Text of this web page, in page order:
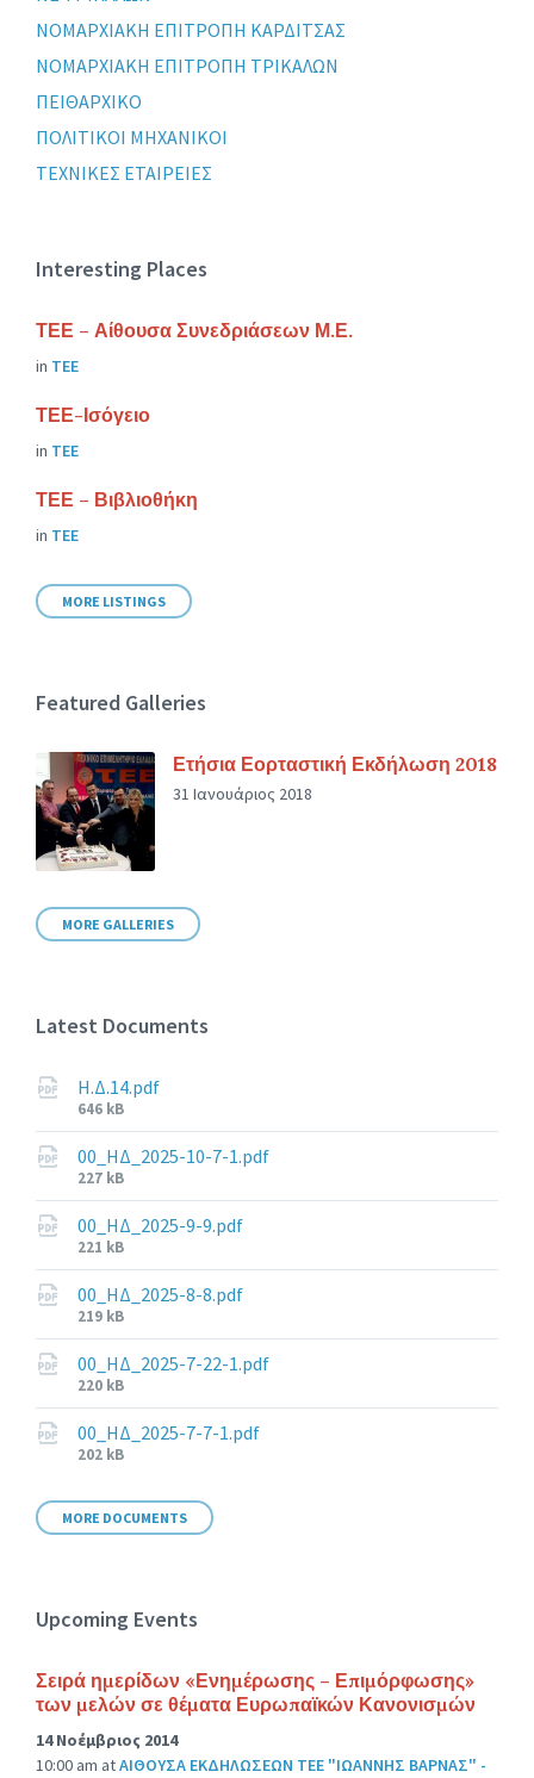
ΝΟΜΑΡΧΙΑΚΗ ΕΠΙΤΡΟΠΗ ΚΑΡΔΙΤΣΑΣ
ΝΟΜΑΡΧΙΑΚΗ ΕΠΙΤΡΟΠΗ ΤΡΙΚΑΛΩΝ
ΠΕΙΘΑΡΧΙΚΟ
ΠΟΛΙΤΙΚΟΙ ΜΗΧΑΝΙΚΟΙ
ΤΕΧΝΙΚΕΣ ΕΤΑΙΡΕΙΕΣ
Interesting Places
ΤΕΕ – Αίθουσα Συνεδριάσεων Μ.Ε.
in ΤΕΕ
ΤΕΕ-Ισόγειο
in ΤΕΕ
ΤΕΕ – Βιβλιοθήκη
in ΤΕΕ
MORE LISTINGS
Featured Galleries
Ετήσια Εορταστική Εκδήλωση 2018
31 Ιανουάριος 2018
MORE GALLERIES
Latest Documents
Η.Δ.14.pdf
File
size:
646 kB
00_ΗΔ_2025-10-7-1.pdf
File
size:
227 kB
00_ΗΔ_2025-9-9.pdf
File
size:
221 kB
00_ΗΔ_2025-8-8.pdf
File
size:
219 kB
00_ΗΔ_2025-7-22-1.pdf
File
size:
220 kB
00_ΗΔ_2025-7-7-1.pdf
File
202 kB
MORE DOCUMENTS
Upcoming Events
Σειρά ημερίδων «Ενημέρωσης – Επιμόρφωσης»
των μελών σε θέματα Ευρωπαϊκών Κανονισμών
14 Νοέμβριος 2014
10:00 am atΑΙΘΟΥΣΑ ΕΚΔΗΛΩΣΕΩΝ ΤΕΕ "ΙΩΑΝΝΗΣ ΒΑΡΝΑΣ" -